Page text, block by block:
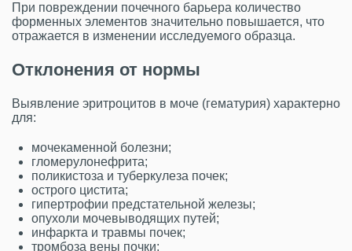
При повреждении почечного барьера количество
форменных элементов значительно повышается, что
отражается в изменении исследуемого образца.
Отклонения от нормы
Выявление эритроцитов в моче (гематурия) характерно
для:
мочекаменной болезни;
гломерулонефрита;
поликистоза и туберкулеза почек;
острого цистита;
гипертрофии предстательной железы;
опухоли мочевыводящих путей;
инфаркта и травмы почек;
тромбоза вены почки;